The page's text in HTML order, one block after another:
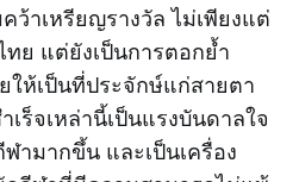
ว้าเหรียญรางวัล ไม่เพียงแต่
ย แต่ยังเป็นการตอกย้ำ
ห้เป็นที่ประจักษ์แก่สายตา
ร็จเหล่านี้เป็นแรงบันดาลใจ
ามากขึ้น และเป็นเครื่อง